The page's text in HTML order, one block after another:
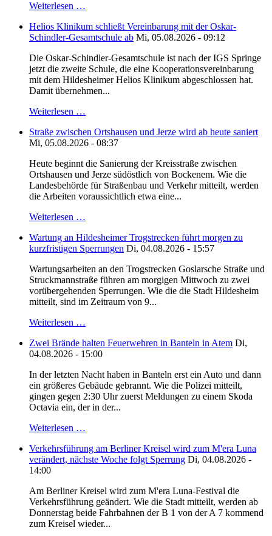
Weiterlesen …
Helios Klinikum schließt Vereinbarung mit der Oskar-
Schindler-Gesamtschule ab Mi, 05.08.2026 - 09:12
Die Oskar-Schindler-Gesamtschule ist nach der IGS Springe
jetzt die zweite Schule, die eine Kooperationsvereinbarung
mit dem Hildesheimer Helios Klinikum abgeschlossen hat.
Damit übernehmen...
Weiterlesen …
Straße zwischen Ortshausen und Jerze wird ab heute saniert
Mi, 05.08.2026 - 08:37
Heute beginnt die Sanierung der Kreisstraße zwischen
Ortshausen und Jerze südöstlich von Bockenem. Wie die
Landesbehörde für Straßenbau und Verkehr mitteilt, werden
die Arbeiten voraussichtlich etwa eine...
Weiterlesen …
Wartung an Hildesheimer Trogstrecken führt morgen zu
kurzfristigen Sperrungen Di, 04.08.2026 - 15:57
Wartungsarbeiten an den Trogstrecken Goslarsche Straße und
Struckmannstraße führen am morgigen Mittwoch zu zwei
vorübergehenden Sperrungen. Wie die die Stadt Hildesheim
mitteilt, sind im Zeitraum von 9...
Weiterlesen …
Zwei Brände halten Feuerwehren in Banteln in Atem Di,
04.08.2026 - 15:00
In der letzten Nacht haben in Banteln erst ein Auto und dann
ein größeres Gebäude gebrannt. Wie die Polizei mitteilt,
gingen gegen 2:30 Uhr zuerst Meldungen zu einem Skoda
Octavia ein, der in der...
Weiterlesen …
Verkehrsführung am Berliner Kreisel wird zum M'era Luna
verändert, nächste Woche folgt Sperrung Di, 04.08.2026 -
14:00
Am Berliner Kreisel wird zum M'era Luna-Festival die
Verkehrsführung geändert. Wie die Stadt mitteilt, werden ab
Donnerstag beide Fahrbahnen der B 1 von der A 7 kommend
zum Kreisel wieder...